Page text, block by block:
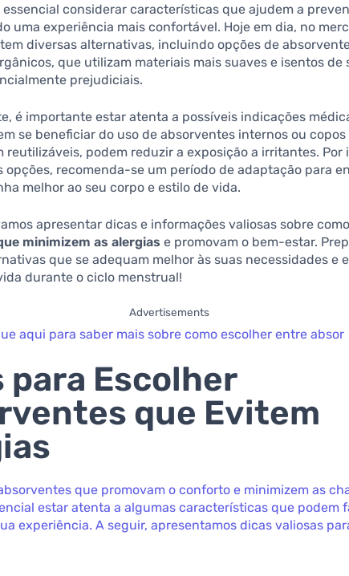
essencial considerar características que ajudem a
uma experiência mais confortável. Hoje em dia, no
diversas alternativas, incluindo opções de
que utilizam materiais mais suaves e isentos de
prejudiciais.
é importante estar atenta a possíveis indicações
se beneficiar do uso de absorventes internos ou
reutilizáveis, podem reduzir a exposição a irritantes. Por
opções, recomenda-se um período de adaptação para
melhor ao seu corpo e estilo de vida.
apresentar dicas e informações valiosas sobre
minimizem as alergias e promovam o bem-estar.
que se adequam melhor às suas necessidades e
durante o ciclo menstrual!
Advertisements
aqui para saber mais sobre como escolher entre absor
para Escolher
que Evitem
que promovam o conforto e minimizem as
estar atenta a algumas características que podem
experiência. A seguir, apresentamos dicas valiosas